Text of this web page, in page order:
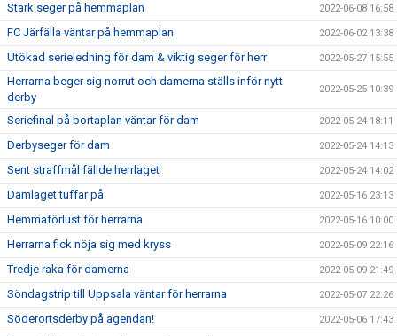
Stark seger på hemmaplan 2022-06-08 16:58
FC Järfälla väntar på hemmaplan 2022-06-02 13:38
Utökad serieledning för dam & viktig seger för herr 2022-05-27 15:55
Herrarna beger sig norrut och damerna ställs inför nytt
derby
2022-05-25 10:39
Seriefinal på bortaplan väntar för dam 2022-05-24 18:11
Derbyseger för dam 2022-05-24 14:13
Sent straffmål fällde herrlaget 2022-05-24 14:02
Damlaget tuffar på 2022-05-16 23:13
Hemmaförlust för herrarna 2022-05-16 10:00
Herrarna fick nöja sig med kryss 2022-05-09 22:16
Tredje raka för damerna 2022-05-09 21:49
Söndagstrip till Uppsala väntar för herrarna 2022-05-07 22:26
Söderortsderby på agendan! 2022-05-06 17:43